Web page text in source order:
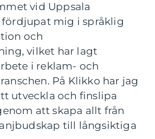
vid Uppsala
fördjupat mig i språklig
och
vilket har lagt
i reklam- och
På Klikko har jag
utveckla och finslipa
att skapa allt från
till långsiktiga